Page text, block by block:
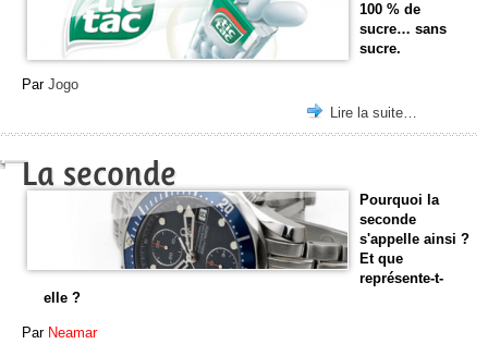
100 % de
sucre… sans
sucre.
Par Jogo
Lire la suite…
La seconde
Pourquoi la
seconde
s'appelle ainsi ?
Et que
représente-t-
elle ?
Par Neamar